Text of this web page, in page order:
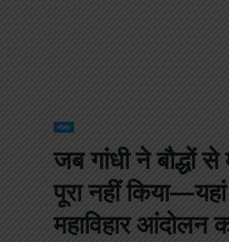
सोशल
जब गांधी ने बौद्धों
पूरा नहीं
महाविहार आंदोलन